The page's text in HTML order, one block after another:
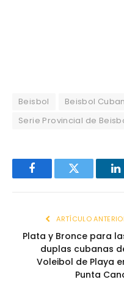
Beisbol Beisbol
Serie Provincial de
FacebookTwitter
ARTÍCULO
Plata y Bronce para
duplas cubanas
Voleibol de Playa
Punta